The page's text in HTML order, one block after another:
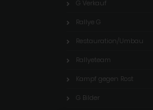
G Verkauf
Rallye G
Restauration/Umbau
Rallyeteam
Kampf gegen Rost
G Bilder